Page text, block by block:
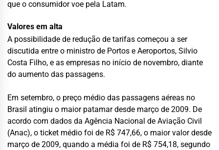
que o consumidor voe pela Latam.
Valores em alta
A possibilidade de redução de tarifas começou a ser
discutida entre o ministro de Portos e Aeroportos, Silvio
Costa Filho, e as empresas no início de novembro, diante
do aumento das passagens.
Em setembro, o preço médio das passagens aéreas no
Brasil atingiu o maior patamar desde março de 2009. De
acordo com dados da Agência Nacional de Aviação Civil
(Anac), o ticket médio foi de R$ 747,66, o maior valor desde
março de 2009, quando a média foi de R$ 754,18, segundo